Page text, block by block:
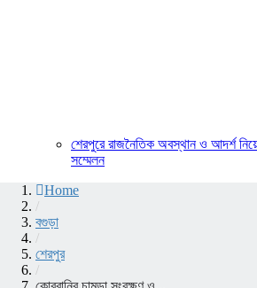
শেরপুরে রাজনৈতিক অবস্থান ও আদর্শ
সম্মেলন
Home
/
বগুড়া
/
শেরপুর
/